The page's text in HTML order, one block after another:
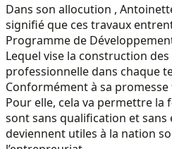
Dans son allocution ,
signifié que ces travaux
Programme de
Lequel vise la construction
professionnelle dans chaque
Conformément à sa
Pour elle, cela va permettre la
sont sans qualification et sans
deviennent utiles à la nation